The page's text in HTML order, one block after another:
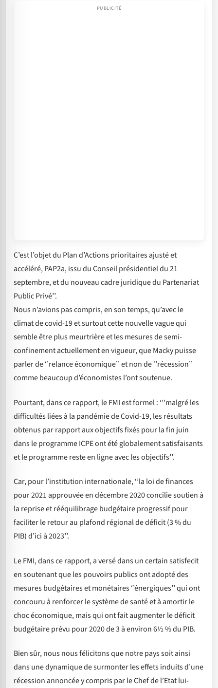
C’est l’objet du Plan d’Actions prioritaires ajusté et
accéléré, PAP2a, issu du Conseil présidentiel du 21
septembre, et du nouveau cadre juridique du Partenariat
Public Privé’’.
Nous n’avions pas compris, en son temps, qu’avec le
climat de covid-19 et surtout cette nouvelle vague qui
semble être plus meurtrière et les mesures de semi-
confinement actuellement en vigueur, que Macky puisse
parler de ‘’relance économique’’ et non de ‘’récession’’
comme beaucoup d’économistes l’ont soutenue.
Pourtant, dans ce rapport, le FMI est formel : ‘’’malgré les
difficultés liées à la pandémie de Covid-19, les résultats
obtenus par rapport aux objectifs fixés pour la fin juin
dans le programme ICPE ont été globalement satisfaisants
et le programme reste en ligne avec les objectifs’’.
Car, pour l’institution internationale, ‘’la loi de finances
pour 2021 approuvée en décembre 2020 concilie soutien à
la reprise et rééquilibrage budgétaire progressif pour
faciliter le retour au plafond régional de déficit (3 % du
PIB) d’ici à 2023’’.
Le FMI, dans ce rapport, a versé dans un certain satisfecit
en soutenant que les pouvoirs publics ont adopté des
mesures budgétaires et monétaires ‘’énergiques’’ qui ont
concouru à renforcer le système de santé et à amortir le
choc économique, mais qui ont fait augmenter le déficit
budgétaire prévu pour 2020 de 3 à environ 6½ % du PIB.
Bien sûr, nous nous félicitons que notre pays soit ainsi
dans une dynamique de surmonter les effets induits d’une
récession annoncée y compris par le Chef de l’Etat lui-